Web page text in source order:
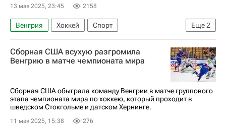
13 мая 2025, 23:45 2158
Еще2
Венгрия Хоккей
Спорт
Чемпионат мира по хоккею
Казахстан
Сборная США всухую разгромила
Венгрию в матче чемпионата мира
Сборная США обыграла команду Венгрии в матче группового
этапа чемпионата мира по хоккею, который проходит в
шведском Стокгольме и датском Хернинге.
11 мая 2025, 15:38 276